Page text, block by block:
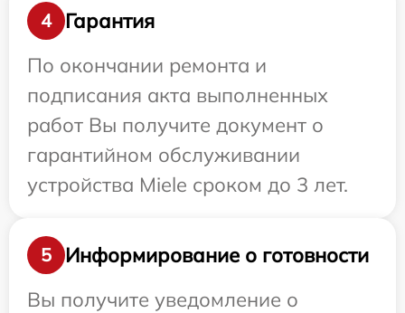
4
Гарантия
По окончании ремонта и
подписания акта выполненных
работ Вы получите документ о
гарантийном обслуживании
устройства Miele сроком до 3 лет.
5
Информирование о готовности
Вы получите уведомление о